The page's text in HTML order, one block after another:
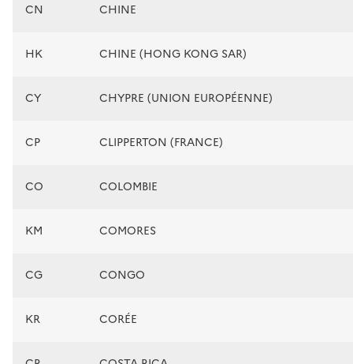
CN CHINE
HK CHINE (HONG KONG SAR)
CY CHYPRE (UNION EUROPÉENNE)
CP CLIPPERTON (FRANCE)
CO COLOMBIE
KM COMORES
CG CONGO
KR CORÉE